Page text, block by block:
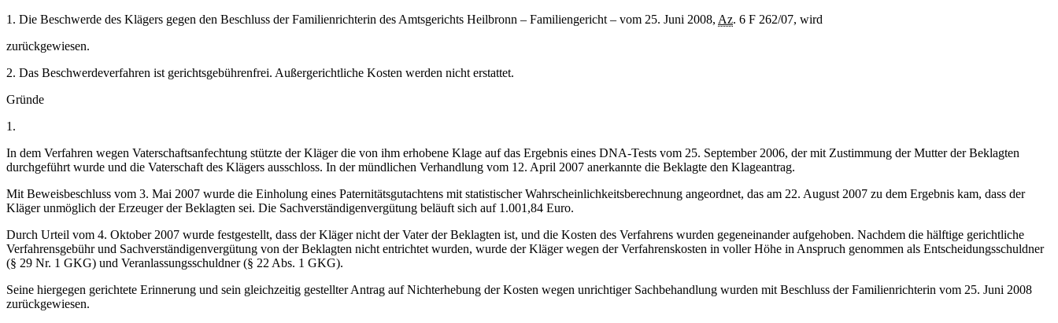
1. Die Beschwerde des Klägers gegen den Beschluss der Familienrichterin des Amtsgerichts Heilbronn – Familiengericht – vom 25. Juni 2008, Az. 6 F 262/07, wird
zurückgewiesen.
2. Das Beschwerdeverfahren ist gerichtsgebührenfrei. Außergerichtliche Kosten werden nicht erstattet.
Gründe
1.
In dem Verfahren wegen Vaterschaftsanfechtung stützte der Kläger die von ihm erhobene Klage auf das Ergebnis eines DNA-Tests vom 25. September 2006, der mit Zustimmung der Mutter der Beklagten
durchgeführt wurde und die Vaterschaft des Klägers ausschloss. In der mündlichen Verhandlung vom 12. April 2007 anerkannte die Beklagte den Klageantrag.
Mit Beweisbeschluss vom 3. Mai 2007 wurde die Einholung eines Paternitätsgutachtens mit statistischer Wahrscheinlichkeitsberechnung angeordnet, das am 22. August 2007 zu dem Ergebnis kam, dass der
Kläger unmöglich der Erzeuger der Beklagten sei. Die Sachverständigenvergütung beläuft sich auf 1.001,84 Euro.
Durch Urteil vom 4. Oktober 2007 wurde festgestellt, dass der Kläger nicht der Vater der Beklagten ist, und die Kosten des Verfahrens wurden gegeneinander aufgehoben. Nachdem die hälftige gerichtliche
Verfahrensgebühr und Sachverständigenvergütung von der Beklagten nicht entrichtet wurden, wurde der Kläger wegen der Verfahrenskosten in voller Höhe in Anspruch genommen als Entscheidungsschuldner
(§ 29 Nr. 1 GKG) und Veranlassungsschuldner (§ 22 Abs. 1 GKG).
Seine hiergegen gerichtete Erinnerung und sein gleichzeitig gestellter Antrag auf Nichterhebung der Kosten wegen unrichtiger Sachbehandlung wurden mit Beschluss der Familienrichterin vom 25. Juni 2008
zurückgewiesen.